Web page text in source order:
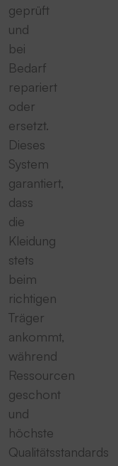
geprüft
und
bei
Bedarf
repariert
oder
ersetzt.
Dieses
System
garantiert,
dass
die
Kleidung
stets
beim
richtigen
Träger
ankommt,
während
Ressourcen
geschont
und
höchste
Qualitätsstandards